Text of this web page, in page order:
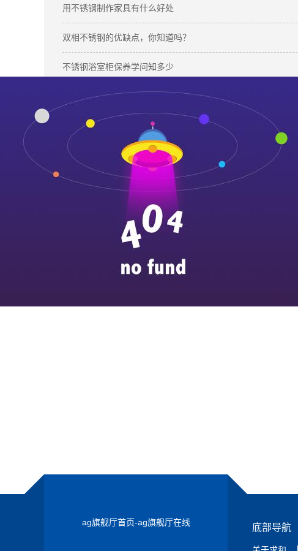
用不锈钢制作家具有什么好处
双相不锈钢的优缺点，你知道吗？
不锈钢浴室柜保养学问知多少
304不锈钢的焊接工艺方法及设备
不锈钢 316l不锈钢板材 新能源
不锈钢的特殊品种
ag旗舰厅首页-ag旗舰厅在线 底部导航